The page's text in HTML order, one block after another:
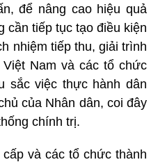
để nâng cao hiệu quả
cần tiếp tục tạo điều kiện
nhiệm tiếp thu, giải trình
Nam và các tổ chức
sắc việc thực hành dân
của Nhân dân, coi đây
chính trị.
và các tổ chức thành